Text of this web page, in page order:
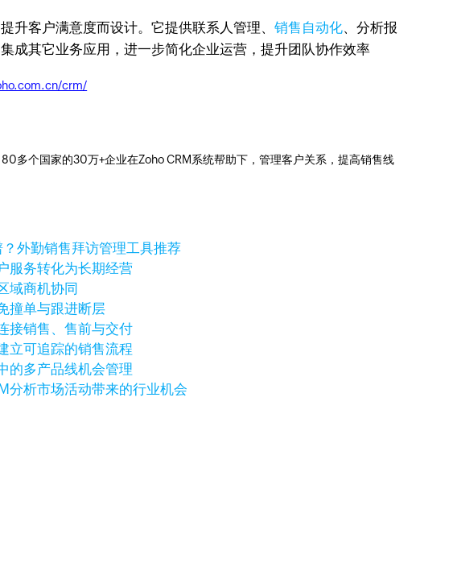
升客户满意度而设计。它提供联系人管理、销售自动化、分析报
成其它业务应用，进一步简化企业运营，提升团队协作效率
crm/
多个国家的30万+企业在Zoho CRM系统帮助下，管理客户关系，提高销售线
外勤销售拜访管理工具推荐
服务转化为长期经营
域商机协同
撞单与跟进断层
接销售、售前与交付
立可追踪的销售流程
的多产品线机会管理
分析市场活动带来的行业机会